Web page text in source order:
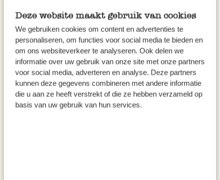
Deze website maakt gebruik van cookies
We gebruiken cookies om content en advertenties te
personaliseren, om functies voor social media te bieden en
om ons websiteverkeer te analyseren. Ook delen we
informatie over uw gebruik van onze site met onze partners
voor social media, adverteren en analyse. Deze partners
kunnen deze gegevens combineren met andere informatie
die u aan ze heeft verstrekt of die ze hebben verzameld op
basis van uw gebruik van hun services.